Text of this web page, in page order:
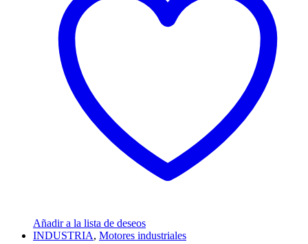
Añadir a la lista de deseos
INDUSTRIA, Motores industriales